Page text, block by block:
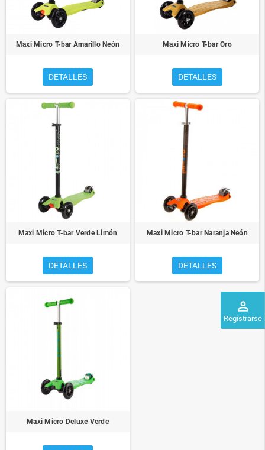
perm_identity
Registrarse
Maxi Micro T-bar Amarillo Neón
DETALLES
Maxi Micro T-bar Oro
DETALLES
Maxi Micro T-bar Verde Limón
DETALLES
Maxi Micro T-bar Naranja Neón
DETALLES
Maxi Micro Deluxe Verde